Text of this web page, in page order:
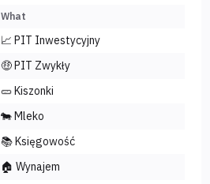
What
📈 PIT Inwestycyjny
🤑 PIT Zwykły
🥒 Kiszonki
🐄 Mleko
📚 Księgowość
🏠 Wynajem